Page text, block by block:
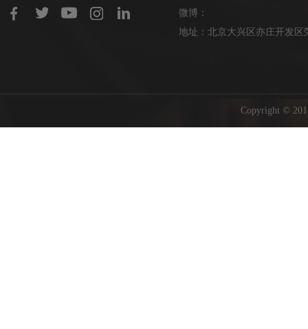
微博：
地址：北京大兴区亦庄开发区
Copyright ©